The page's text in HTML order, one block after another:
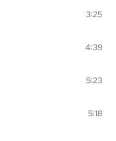
3:25
4:39
5:23
5:18